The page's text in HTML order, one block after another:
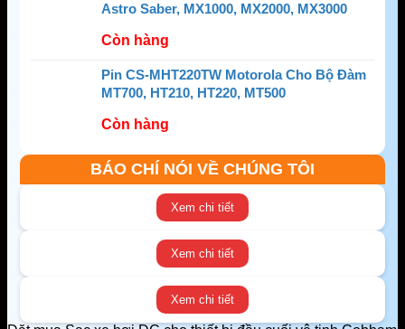
Astro Saber, MX1000, MX2000, MX3000
Còn hàng
Pin CS-MHT220TW Motorola Cho Bộ Đàm
MT700, HT210, HT220, MT500
Còn hàng
BÁO CHÍ NÓI VỀ CHÚNG TÔI
Xem chi tiết
Xem chi tiết
Xem chi tiết